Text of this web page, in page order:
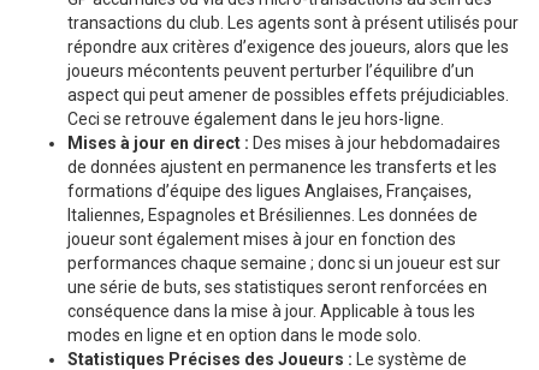
transactions du club. Les agents sont à présent utilisés pour
répondre aux critères d’exigence des joueurs, alors que les
joueurs mécontents peuvent perturber l’équilibre d’un
aspect qui peut amener de possibles effets préjudiciables.
Ceci se retrouve également dans le jeu hors-ligne.
Mises à jour en direct : Des mises à jour hebdomadaires
de données ajustent en permanence les transferts et les
formations d’équipe des ligues Anglaises, Françaises,
Italiennes, Espagnoles et Brésiliennes. Les données de
joueur sont également mises à jour en fonction des
performances chaque semaine ; donc si un joueur est sur
une série de buts, ses statistiques seront renforcées en
conséquence dans la mise à jour. Applicable à tous les
modes en ligne et en option dans le mode solo.
Statistiques Précises des Joueurs : Le système de